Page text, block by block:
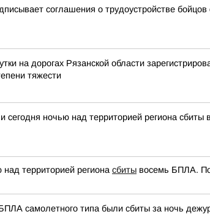
соглашения о трудоустройстве бойцов
на дорогах Рязанской области
тяжести
сегодня ночью над территорией региона
территорией региона сбиты восемь БПЛА.
самолетного типа были сбиты за ночь